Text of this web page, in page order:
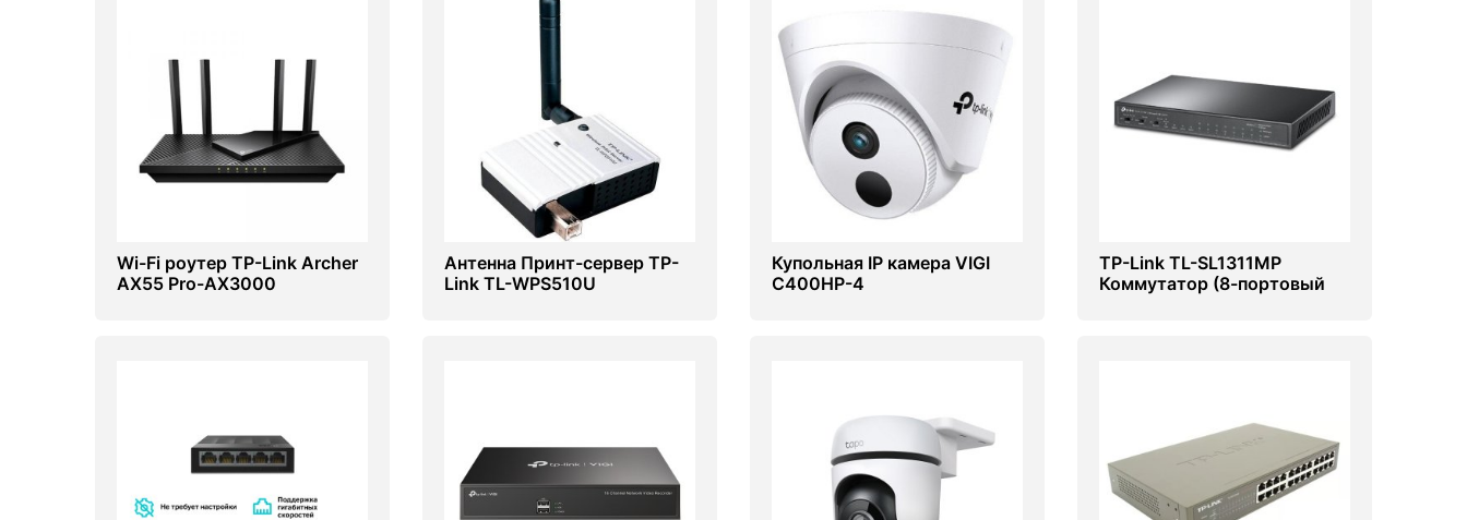
Wi-Fi роутер TP-Link Archer
AX55 Pro-AX3000
Антенна Принт-сервер TP-
Link TL-WPS510U
Купольная IP камера VIGI
C400HP-4
TP-Link TL-SL1311MP
Коммутатор (8-портовый